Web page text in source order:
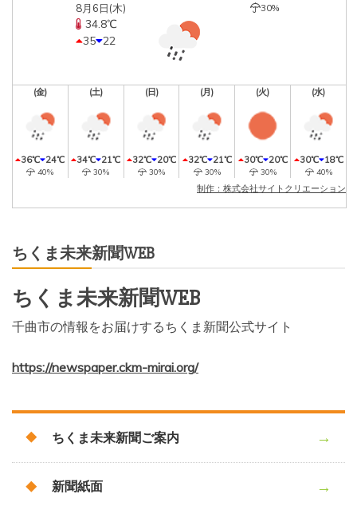
8月6日(木)
34.8℃
35 22
30%
(金)
36℃ 24℃
40%
(土)
34℃ 21℃
30%
(日)
32℃ 20℃
30%
(月)
32℃ 21℃
30%
(火)
30℃ 20℃
30%
(水)
30℃ 18℃
40%
制作：株式会社サイトクリエーション
ちくま未来新聞WEB
ちくま未来新聞WEB
千曲市の情報をお届けするちくま新聞公式サイト
https://newspaper.ckm-mirai.org/
ちくま未来新聞ご案内
新聞紙面